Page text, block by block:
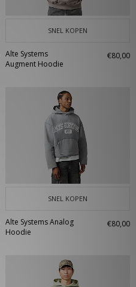
SNEL KOPEN
Alte Systems
Augment Hoodie
€80,00
SNEL KOPEN
Alte Systems Analog
Hoodie
€80,00